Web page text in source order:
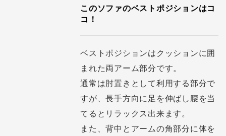
このソファのベストポジションはコ
コ！
ベストポジションはクッションに囲
まれた両アーム部分です。
通常は肘置きとして利用する部分で
すが、長手方向に足を伸ばし腰を当
てるとリラックス出来ます。
また、背中とアームの角部分に体を